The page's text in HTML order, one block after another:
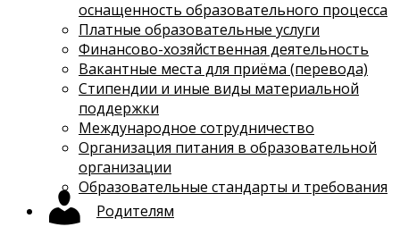
оснащенность образовательного процесса
Платные образовательные услуги
Финансово-хозяйственная деятельность
Вакантные места для приёма (перевода)
Стипендии и иные виды материальной
поддержки
Международное сотрудничество
Организация питания в образовательной
организации
Образовательные стандарты и требования
Родителям